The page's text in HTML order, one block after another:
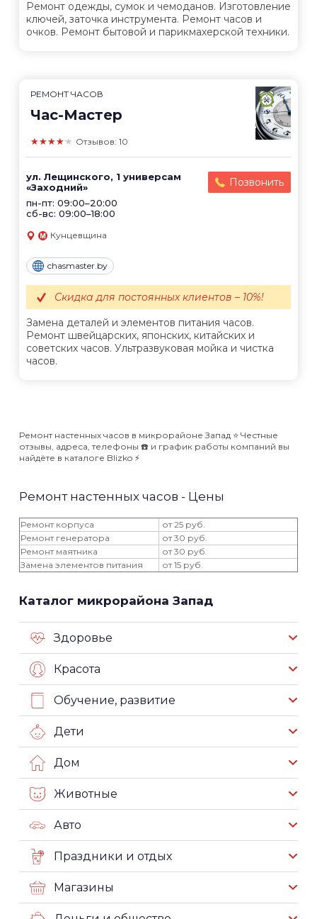
Ремонт одежды, сумок и чемоданов. Изготовление
ключей, заточка инструмента. Ремонт часов и
очков. Ремонт бытовой и парикмахерской техники.
РЕМОНТ ЧАСОВ
Час-Мастер
★★★★★ Отзывов: 10
ул. Лещинского, 1 универсам
«Заходний»
пн-пт: 09:00–20:00
сб-вс: 09:00–18:00
Позвонить
Кунцевщина
chasmaster.by
Замена деталей и элементов питания часов.
Ремонт швейцарских, японских, китайских и
советских часов. Ультразвуковая мойка и чистка
часов.
Скидка для постоянных клиентов – 10%!
Ремонт настенных часов в микрорайоне Запад ⭐️ Честные
отзывы, адреса, телефоны ☎️ и график работы компаний вы
найдёте в каталоге Blizko ⚡️
Ремонт настенных часов - Цены
Ремонт корпуса
от 25 руб.
Ремонт генератора
от 30 руб.
Ремонт маятника
от 30 руб.
Замена элементов питания
от 15 руб.
Каталог микрорайона Запад
Здоровье
Красота
Обучение, развитие
Дети
Дом
Животные
Авто
Праздники и отдых
Магазины